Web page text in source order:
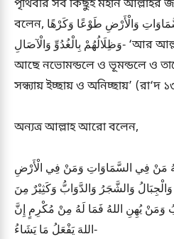
পৃথিবীর সব কিছুই মহান আল্লাহর
বলেন, وَلِلَّهِ يَسْجُدُ مَنْ فِي السَّمَاوَاتِ وَالْأَرْضِ طَوْعًا وَكَرْهًا
وَظِلَالُهُمْ بِالْغُدُوِّ وَالْآصَالِ- ‘আর আল্লাহকে সিজদা করে যা কিছু
আছে নভোমন্ডলে ও ভূমন্ডলে ও
সন্ধ্যায় ইচ্ছায় ও অনিচ্ছায়’ (রা‘দ
অন্যত্র আল্লাহ আরো বলেন,
مَنْ فِي السَّمَاوَاتِ وَمَنْ فِي الْأَرْضِ
وَالشَّجَرُ وَالدَّوَابُّ وَكَثِيْرٌ مِنَ
وَمَنْ يُهِنِ اللهُ فَمَا لَهُ مِنْ مُكْرِمٍ إِنَّ
اللهَ يَفْعَلُ مَا يَشَاءُ-